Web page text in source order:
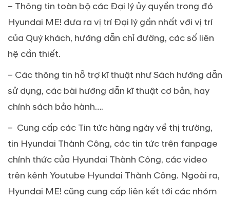
– Thông tin toàn bộ các Đại lý ủy quyền trong đó
Hyundai ME! đưa ra vị trí Đại lý gần nhất với vị trí
của Quý khách, hướng dẫn chỉ đường, các số liên
hệ cần thiết.
– Các thông tin hỗ trợ kĩ thuật như Sách hướng dẫn
sử dụng, các bài hướng dẫn kĩ thuật cơ bản, hay
chính sách bảo hành….
– Cung cấp các Tin tức hàng ngày về thị trường,
tin Hyundai Thành Công, các tin tức trên fanpage
chính thức của Hyundai Thành Công, các video
trên kênh Youtube Hyundai Thành Công. Ngoài ra,
Hyundai ME! cũng cung cấp liên kết tới các nhóm